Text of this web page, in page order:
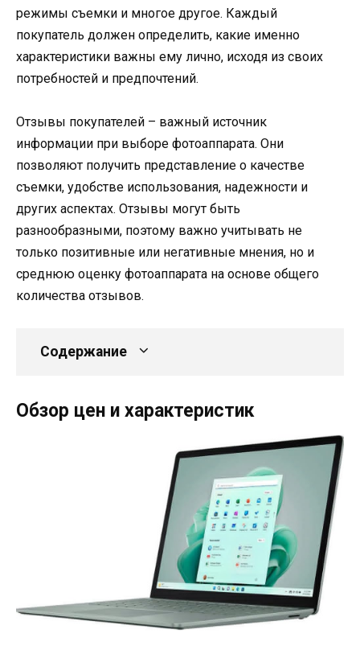
режимы съемки и многое другое. Каждый
покупатель должен определить, какие именно
характеристики важны ему лично, исходя из своих
потребностей и предпочтений.
Отзывы покупателей – важный источник
информации при выборе фотоаппарата. Они
позволяют получить представление о качестве
съемки, удобстве использования, надежности и
других аспектах. Отзывы могут быть
разнообразными, поэтому важно учитывать не
только позитивные или негативные мнения, но и
среднюю оценку фотоаппарата на основе общего
количества отзывов.
Содержание
Обзор цен и характеристик